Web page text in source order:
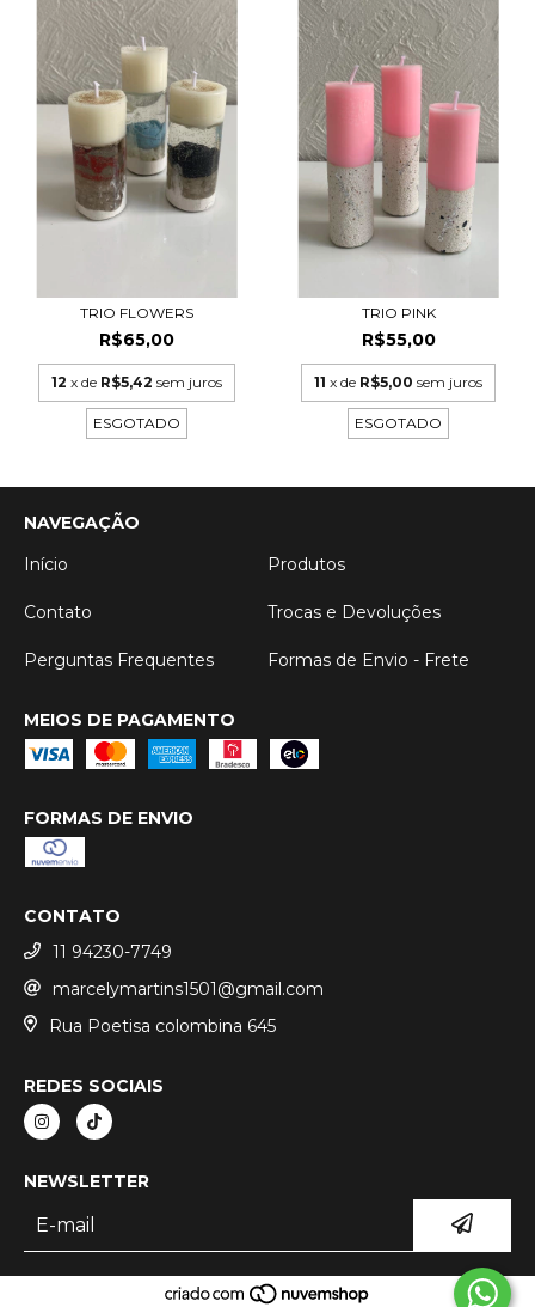
TRIO FLOWERS
R$65,00
12 x de R$5,42 sem juros
ESGOTADO
TRIO PINK
R$55,00
11 x de R$5,00 sem juros
ESGOTADO
NAVEGAÇÃO
Início
Produtos
Contato Trocas e Devoluções
Perguntas Frequentes Formas de Envio - Frete
MEIOS DE PAGAMENTO
FORMAS DE ENVIO
CONTATO
11 94230-7749
marcelymartins1501@gmail.com
Rua Poetisa colombina 645
REDES SOCIAIS
NEWSLETTER